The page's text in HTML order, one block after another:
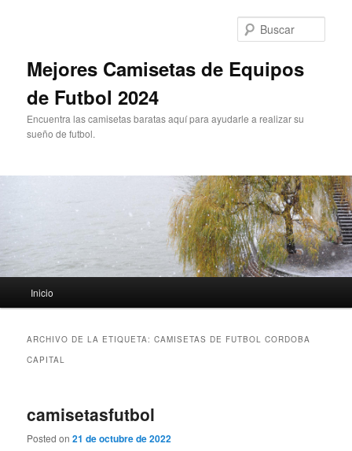
Mejores Camisetas de Equipos
de Futbol 2024
Encuentra las camisetas baratas aquí para ayudarle a realizar su
sueño de futbol.
principal
Inicio
ARCHIVO DE LA ETIQUETA:CAMISETAS DE FUTBOL CORDOBA
CAPITAL
camisetasfutbol
Posted on21 de octubre de 2022